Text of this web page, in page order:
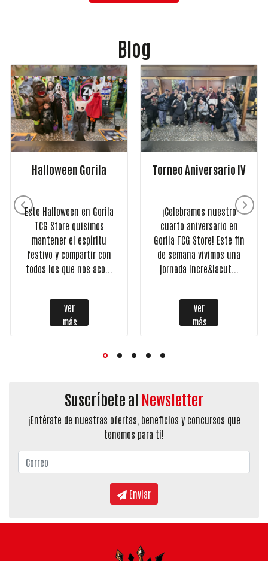
Blog
Halloween Gorila
Este Halloween en Gorila
TCG Store quisimos
mantener el espíritu
festivo y compartir con
todos los que nos aco...
ver
más
Torneo Aniversario IV
¡Celebramos nuestro
cuarto aniversario en
Gorila TCG Store! Este fin
de semana vivimos una
jornada incre&iacut...
ver
más
Suscríbete al Newsletter
¡Entérate de nuestras ofertas, beneficios y concursos que
tenemos para ti!
Enviar